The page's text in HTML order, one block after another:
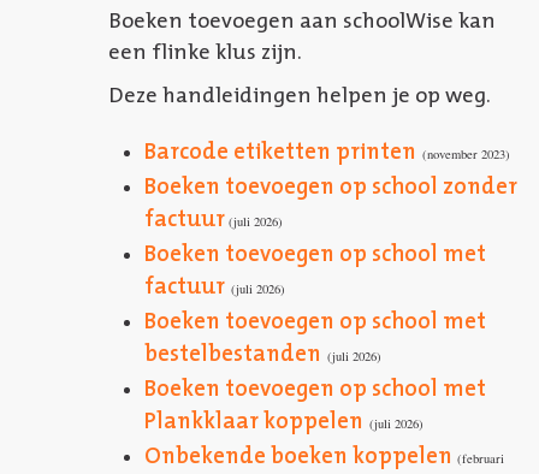
Boeken toevoegen aan schoolWise kan
een flinke klus zijn.
Deze handleidingen helpen je op weg.
Barcode etiketten printen (november 2023)
Boeken toevoegen op school zonder
factuur (juli 2026)
Boeken toevoegen op school met
factuur (juli 2026)
Boeken toevoegen op school met
bestelbestanden (juli 2026)
Boeken toevoegen op school met
Plankklaar koppelen (juli 2026)
Onbekende boeken koppelen (februari